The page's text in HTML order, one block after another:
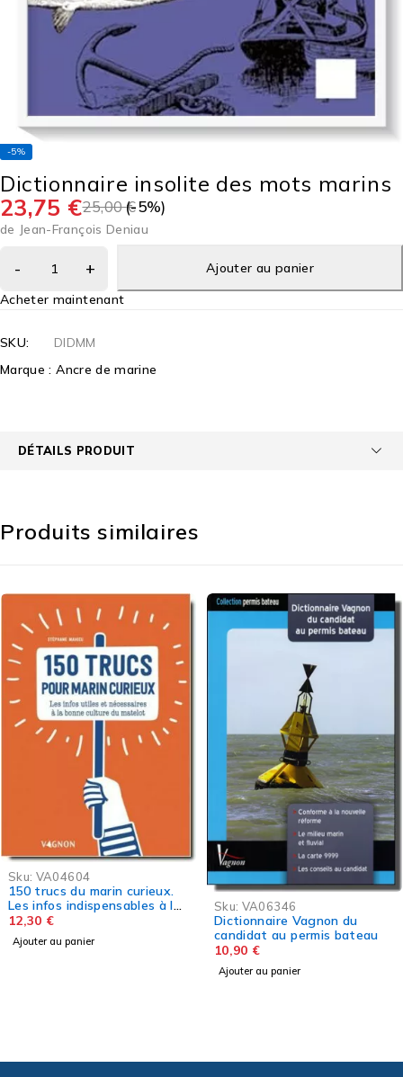
-5%
Dictionnaire insolite des mots marins
25,00€
23,75 € (-5%)
de Jean-François Deniau
Ajouter au panier
Acheter maintenant
SKU:
DIDMM
Marque :Ancre de marine
DÉTAILS PRODUIT
Produits similaires
Sku:VA06346
Dictionnaire Vagnon du
candidat au permis bateau
10,90 €
-5%
Sku:VA00365
ABECEDAIRE DU
PLAISANCIER
19,95
18,95€
Ajouter au panier